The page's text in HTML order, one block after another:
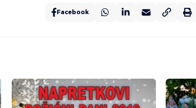
Facebook